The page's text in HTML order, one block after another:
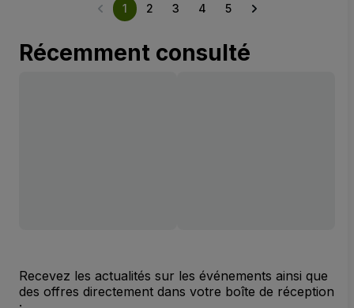
1 2 3 4 5
Récemment consulté
Recevez les actualités sur les événements ainsi que
des offres directement dans votre boîte de réception